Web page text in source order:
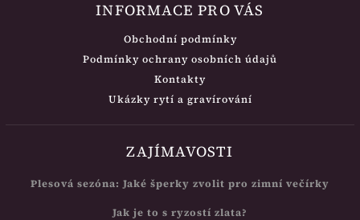
INFORMACE PRO VÁS
Obchodní podmínky
Podmínky ochrany osobních údajů
Kontakty
Ukázky rytí a gravírování
ZAJÍMAVOSTI
Plesová sezóna: Jaké šperky zvolit pro zimní večírky
Jak je to s ryzostí zlata?